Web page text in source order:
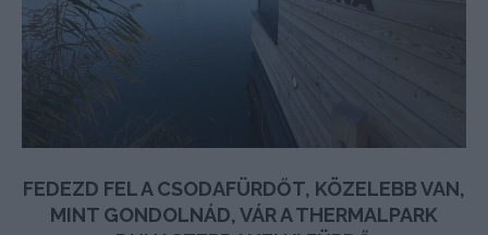
FEDEZD FEL A CSODAFÜRDŐT, KÖZELEBB VAN,
MINT GONDOLNÁD, VÁR A THERMALPARK